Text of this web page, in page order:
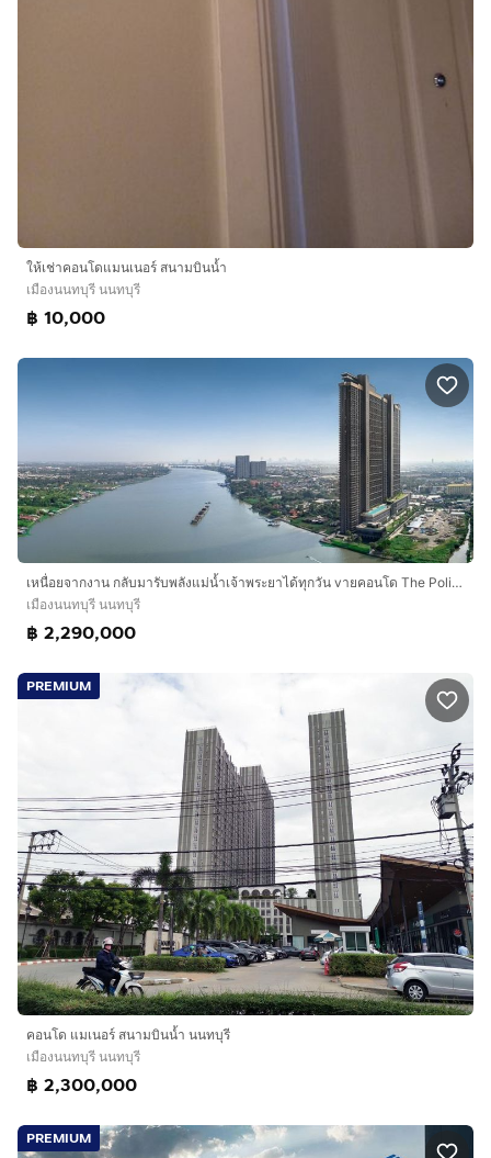
ให้เช่าคอนโดแมนเนอร์ สนามบินน้ำ
เมืองนนทบุรี นนทบุรี
฿ 10,000
เหนื่อยจากงาน กลับมารับพลังแม่น้ำเจ้าพระยาได้ทุกวัน vายคอนโด The Politan Aqua 30 ตร.ม.
เมืองนนทบุรี นนทบุรี
฿ 2,290,000
PREMIUM
คอนโด แมเนอร์ สนามบินน้ำ นนทบุรี
เมืองนนทบุรี นนทบุรี
฿ 2,300,000
PREMIUM